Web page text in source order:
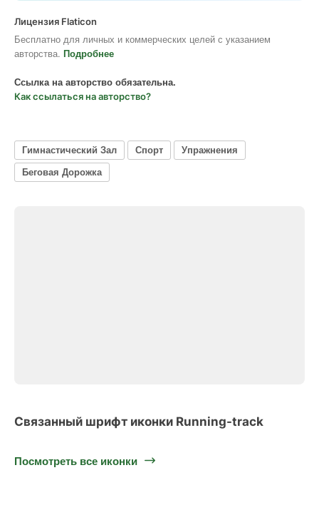
Лицензия Flaticon
Бесплатно для личных и коммерческих целей с указанием
авторства. Подробнее
Ссылка на авторство обязательна.
Как ссылаться на авторство?
Гимнастический Зал Спорт
Упражнения
Беговая Дорожка
Связанный шрифт иконки Running-track
Посмотреть все иконки